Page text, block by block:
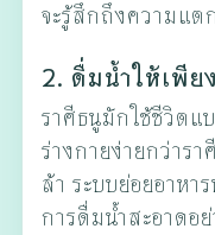
จะรู้สึกถึงความแต
2. ดื่มน้ำให้เพี
ราศีธนูมักใช้ชีวิตแ
ร่างกายง่ายกว่าร
ล้า ระบบย่อยอาหา
การดื่มน้ำสะอาดอ